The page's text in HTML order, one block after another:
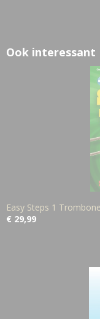
Ook interessant
Easy Steps 1 Trombone
€ 29,99